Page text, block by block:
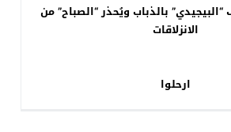
بالذباب ويُحذر “الصباح” من
الانزلاقات
ارحلوا